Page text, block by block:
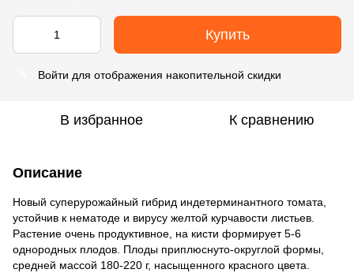
Купить
Войти для отображения накопительной скидки
В избранное К сравнению
Описание
Новый суперурожайный гибрид индетерминантного томата,
устойчив к нематоде и вирусу желтой курчавости листьев.
Растение очень продуктивное, на кисти формирует 5-6
однородных плодов. Плоды приплюснуто-округлой формы,
средней массой 180-220 г, насыщенного красного цвета.